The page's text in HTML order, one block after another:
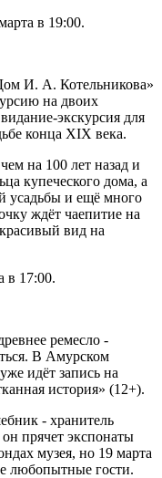
в 19:00.
И. А. Котельникова»
на двоих
экскурсия для
конца XIX века.
на 100 лет назад и
купеческого дома, а
усадьбы и ещё много
ждёт чаепитие на
вид на
в 17:00.
ремесло -
В Амурском
идёт запись на
история» (12+).
- хранитель
прячет экспонаты
музея, но 19 марта
любопытные гости.